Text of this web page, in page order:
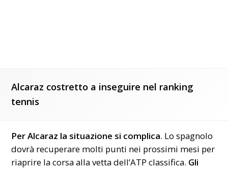
Alcaraz costretto a inseguire nel ranking
tennis
Per Alcaraz la situazione si complica. Lo spagnolo
dovrà recuperare molti punti nei prossimi mesi per
riaprire la corsa alla vetta dell’ATP classifica. Gli